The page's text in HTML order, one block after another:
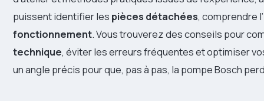
puissent identifier les pièces détachées, comprendre l’
fonctionnement. Vous trouverez des conseils pour
technique, éviter les erreurs fréquentes et optimiser
un angle précis pour que, pas à pas, la pompe Bosch